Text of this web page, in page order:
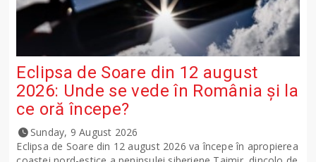
Eclipsa de Soare din 12 august
2026: Unde se vede în România și la
ce oră începe?
Sunday, 9 August 2026
Eclipsa de Soare din 12 august 2026 va începe în apropierea